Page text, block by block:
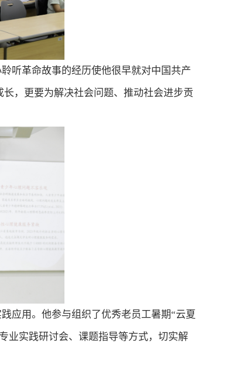
听革命故事的经历使他很早就对中国共产
，更要为解决社会问题、推动社会进步贡
应用。他参与组织了优秀老员工暑期“云夏
业实践研讨会、 课题指导等方式， 切实解